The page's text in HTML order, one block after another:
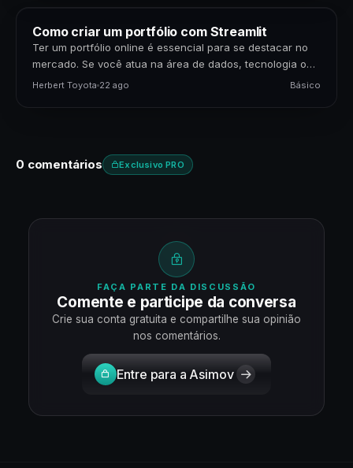
Como criar um portfólio com Streamlit
Ter um portfólio online é essencial para se destacar no
mercado. Se você atua na área de dados, tecnologia ou
negócios, apresentar seus projetos…
Herbert Toyota 22 ago Básico
0 comentários Exclusivo PRO
FAÇA PARTE DA DISCUSSÃO
Comente e participe da conversa
Crie sua conta gratuita e compartilhe sua opinião
nos comentários.
Entre para a Asimov